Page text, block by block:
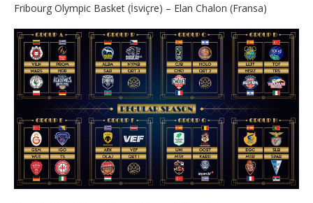
Fribourg Olympic Basket (İsviçre) – Elan Chalon (Fransa)